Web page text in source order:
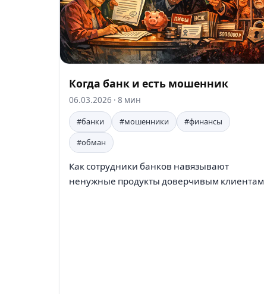
Когда банк и есть мошенник
06.03.2026 · 8 мин
#банки
#мошенники
#финансы
#обман
Как сотрудники банков навязывают
ненужные продукты доверчивым клиентам